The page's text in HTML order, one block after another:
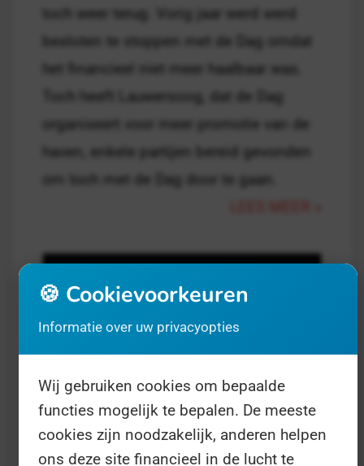
toch weer terug. Vorig jaar werd werd
besloten te stoppen met de Dag omdat
het financieel niet meer haalbaar was.
Toch heeft Lauwersoog, dat de Dag
organiseert voor meer promotie van de
haven, enkele partijen bereid gevonden
om toch met de Dag door te gaan.
Duizenden protesten tegen
Nieuws op 11 februari 00:00 door Tijs
🍪 Cookievoorkeuren
Informatie over uw privacyopties
Wij gebruiken cookies om bepaalde
functies mogelijk te bepalen. De meeste
cookies zijn noodzakelijk, anderen helpen
ons deze site financieel in de lucht te